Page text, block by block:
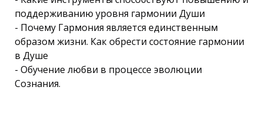
поддерживанию уровня гармонии Души
- Почему Гармония является единственным
образом жизни. Как обрести состояние гармонии
в Душе
- Обучение любви в процессе эволюции
Сознания.